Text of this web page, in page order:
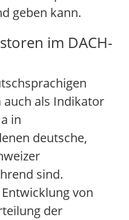
geben kann.
im DACH-
auch als Indikator
in
deutsche,
sind.
von
der